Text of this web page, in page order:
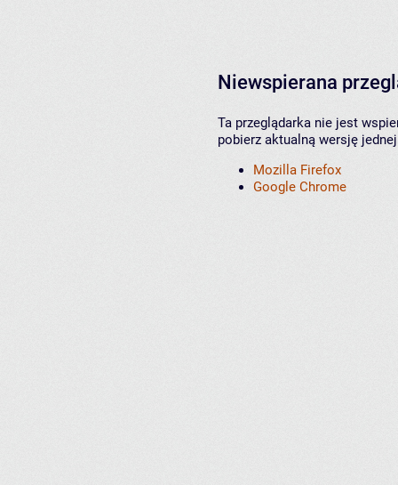
Niewspierana
Ta przeglądarka nie jest
pobierz aktualną wersję
Mozilla Firefox
Google Chrome